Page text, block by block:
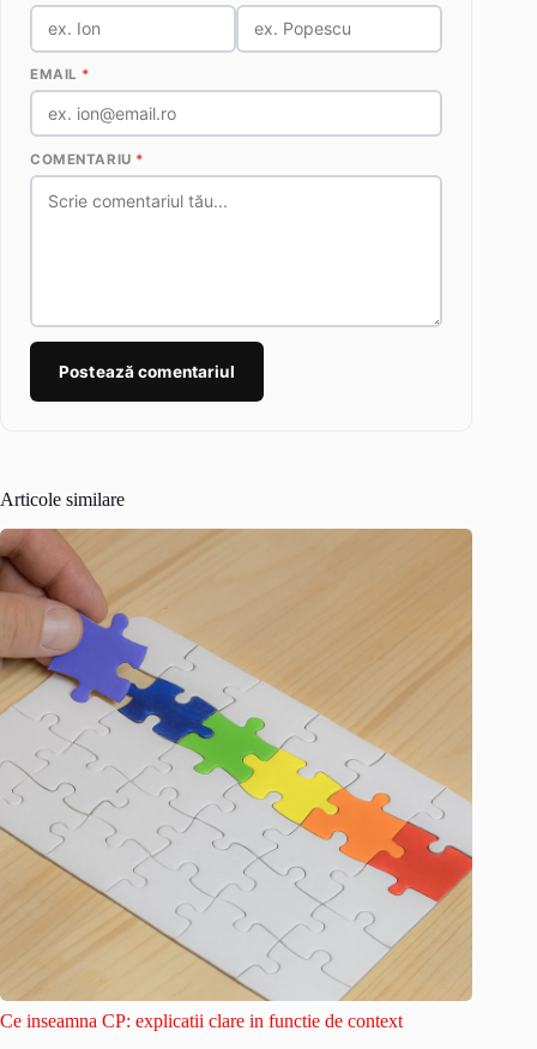
EMAIL *
COMENTARIU *
Postează comentariul
Articole similare
Ce inseamna CP: explicatii clare in functie de context